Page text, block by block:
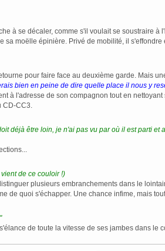
à se décaler, comme s'il voulait se soustraire
sa moëlle épinière. Privé de mobilité, il
pour faire face au deuxième garde. Mais
bien en peine de dire quelle place il nous y
à l'adresse de son compagnon tout en
CD-CC3.
déjà être loin, je n'ai pas vu par où il est parti
de ce couloir !)
plusieurs embranchements dans le
de quoi s'échapper. Une chance infime, mais
de toute la vitesse de ses jambes dans le